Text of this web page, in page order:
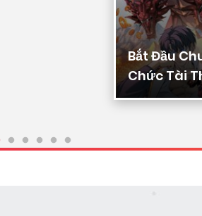
Bắt Đầu
Chức Tài
Ta Chuyển